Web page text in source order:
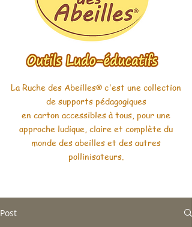
La Ruche des Abeilles® c'est une collection
de supports pédagogiques
en carton accessibles à tous, pour une
approche ludique, claire et complète du
monde des abeilles et des autres
pollinisateurs.
Post